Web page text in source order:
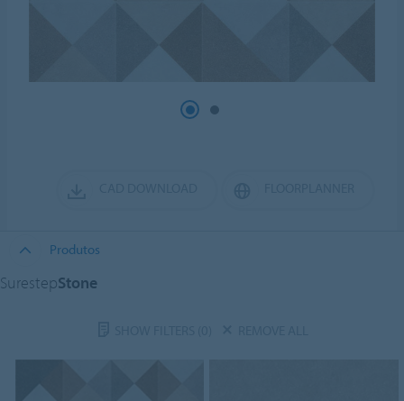
Produtos
SurestepStone